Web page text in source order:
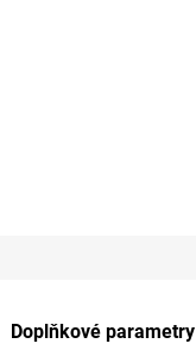
Doplňkové parametry